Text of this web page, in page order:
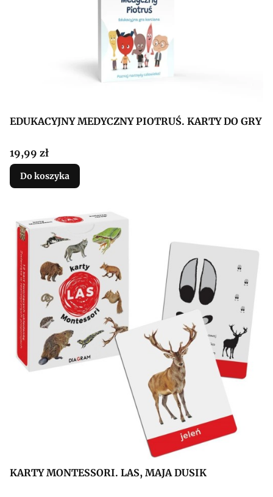
EDUKACYJNY MEDYCZNY PIOTRUŚ. KARTY DO GRY
Cena
19,99 zł
Do koszyka
KARTY MONTESSORI. LAS, MAJA DUSIK